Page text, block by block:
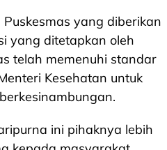
yang diberikan
yang ditetapkan oleh
telah memenuhi standar
Kesehatan untuk
ini pihaknya lebih